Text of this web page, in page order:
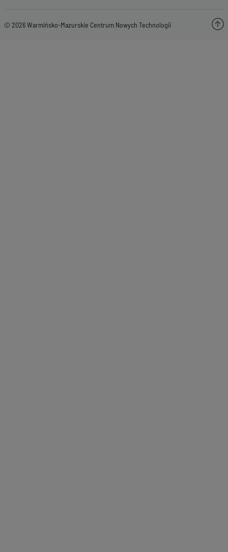
© 2026 Warmińsko-Mazurskie Centrum Nowych Technologii